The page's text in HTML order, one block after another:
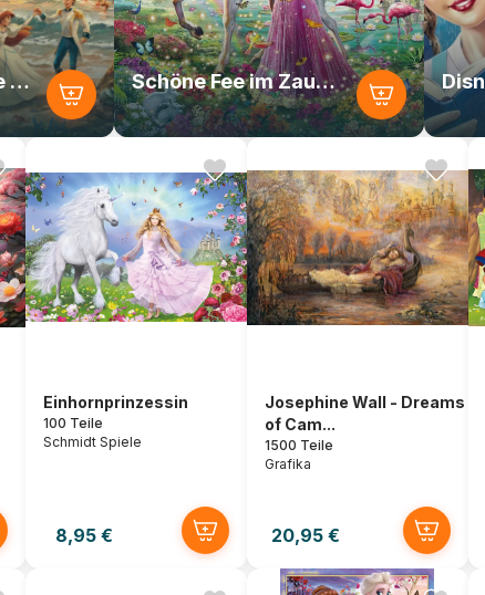
Disney - Die Kleine Meerjungfrau - Ein Fest der Liebe Schöne Fee im Zauberwald
Einhornprinzessin
100 Teile
Schmidt Spiele
8,95 €
Josephine Wall - Dreams
of Cam...
1500 Teile
Grafika
20,95 €